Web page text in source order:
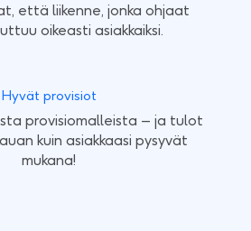
että liikenne, jonka ohjaat
oikeasti asiakkaiksi.
Hyvät provisiot
provisiomalleista – ja tulot
kuin asiakkaasi pysyvät
mukana!